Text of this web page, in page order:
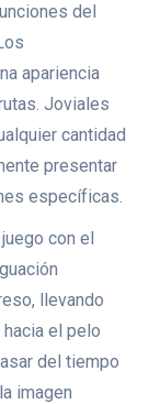
del
apariencia
Joviales
cantidad
presentar
específicas.
con el
llevando
el pelo
del tiempo
imagen